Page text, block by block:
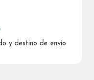
y destino de envío